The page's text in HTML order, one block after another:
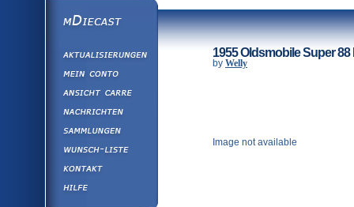
Version
German
Version
Russian
Version
mDiecast
Wunsch-Liste
1955 Oldsmobile Super 88
by Welly
Image not available